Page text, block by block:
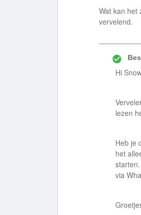
Wat kan het
vervelend.
Hi
lezen
Heb je
het
via